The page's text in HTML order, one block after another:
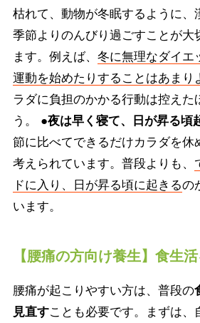
枯れて、動物が冬眠するように、
季節よりのんびり過ごすことが大
ます。例えば、 冬に無理なダイエ
運動を始めたりすることはあまり
ラダに負担のかかる行動は控えた
う。 ●夜は早く寝て、日が昇る頃
節に比べてできるだけカラダを休
考えられています。普段よりも、
ドに入り、日が昇る頃に起きるの
います。
【腰痛の方向け養生】食生
腰痛が起こりやすい方は、普段の
見直すことも必要です。まずは、